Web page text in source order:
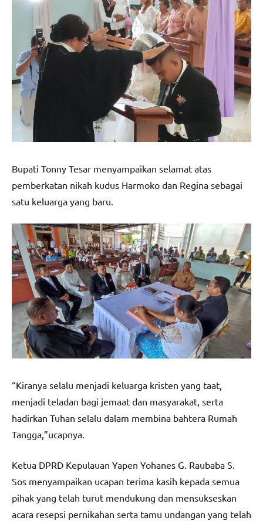
Bupati Tonny Tesar menyampaikan selamat atas
pemberkatan nikah kudus Harmoko dan Regina sebagai
satu keluarga yang baru.
“Kiranya selalu menjadi keluarga kristen yang taat,
menjadi teladan bagi jemaat dan masyarakat, serta
hadirkan Tuhan selalu dalam membina bahtera Rumah
Tangga,”ucapnya.
Ketua DPRD Kepulauan Yapen Yohanes G. Raubaba S.
Sos menyampaikan ucapan terima kasih kepada semua
pihak yang telah turut mendukung dan mensukseskan
acara resepsi pernikahan serta tamu undangan yang telah